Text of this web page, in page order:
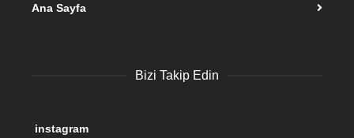
Ana Sayfa
Bizi Takip Edin
instagram